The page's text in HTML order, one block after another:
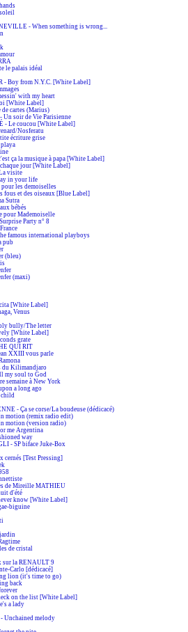
- When something is wrong...
le palais idéal
Boy from N.Y.C. [White Label]
with my heart
[White Label]
cartes (Marius)
soir de Vie Parisienne
- Le coucou [White Label]
Nosferatu
écriture grise
ça la musique à papa [White Label]
jour [White Label]
visite
in your life
les demoiselles
fous et des oiseaux [Blue Label]
Sutra
bébés
pour Mademoiselle
Party n° 8
famous international playboys
pub
(bleu)
(maxi)
[White Label]
Venus
bully/The letter
[White Label]
grate
QUI RIT
XXIII vous parle
du Kilimandjaro
my soul to God
semaine à New York
a long ago
child
- Ça se corse/La boudeuse (dédicacé)
motion (remix radio edit)
motion (version radio)
me Argentina
way
- SP biface Juke-Box
[Test Pressing]
de Mireille MATHIEU
d'été
know [White Label]
biguine
de cristal
sur la RENAULT 9
Carlo [dédicacé]
lion (it's time to go)
back
on the list [White Label]
a lady
Unchained melody